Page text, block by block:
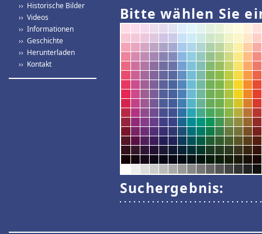
›› Historische Bilder
›› Videos
›› Informationen
›› Geschichte
›› Herunterladen
›› Kontakt
Bitte wählen Sie
Suchergebnis: